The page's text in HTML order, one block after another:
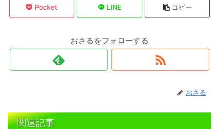
Pocket LINE コピー
おさるをフォローする
おさる
関連記事